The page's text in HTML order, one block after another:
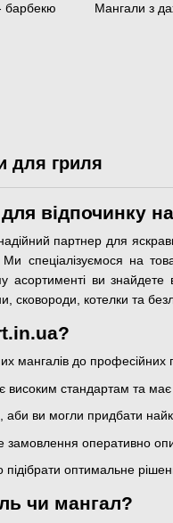
барбекю Мангали з
для гриля
для відпочинку
партнер для
спеціалізуємося на
асортименті ви
сковороди, котелки та
мангалів до професійних
високим стандартам та
аби ви могли придбати
замовлення оперативно
оптимальне
чи мангал?